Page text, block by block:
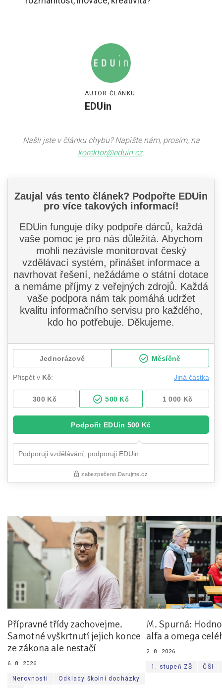
AUTOR ČLÁNKU:
EDUin
Našli jste v článku chybu? Napište nám, prosím, na
korektor@eduin.cz.
Přípravné třídy zachovejme.
Samotné vyškrtnutí jejich konce
ze zákona ale nestačí
6. 8. 2026
Nerovnosti
Odklady školní docházky
M. Spurná:
alfa a omega
2. 8. 2026
1. stupeň ZŠ ČŠI